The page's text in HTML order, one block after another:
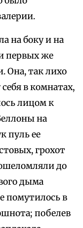
на боку и на
первых же
Она, так лихо
в комнатах,
лицом к
на
пуль ее
грохот
до
дыма
помутилось в
побелев